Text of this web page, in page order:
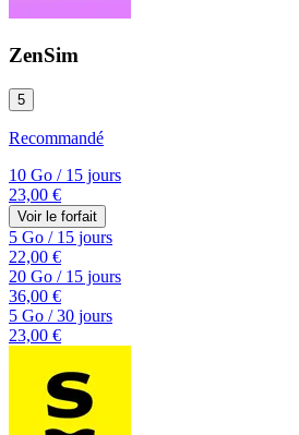
ZenSim
5
Recommandé
10 Go /15 jours
23,00 €
Voir le forfait
5 Go /15 jours
22,00 €
20 Go /15 jours
36,00 €
5 Go /30 jours
23,00 €